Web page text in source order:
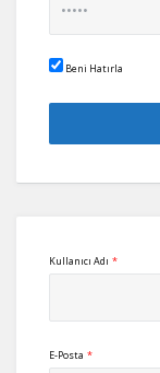
Beni Hatırla
Kullanıcı Adı *
E-Posta *